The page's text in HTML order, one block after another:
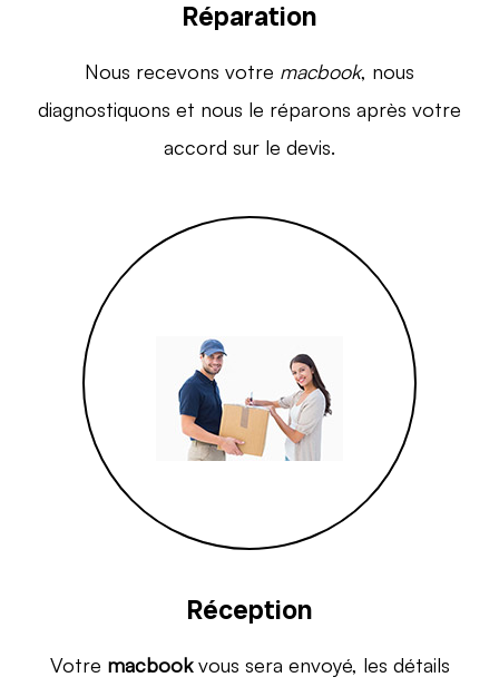
Réparation
Nous recevons votre macbook, nous
diagnostiquons et nous le réparons après votre
accord sur le devis.
Réception
Votre macbookvous sera envoyé, les détails